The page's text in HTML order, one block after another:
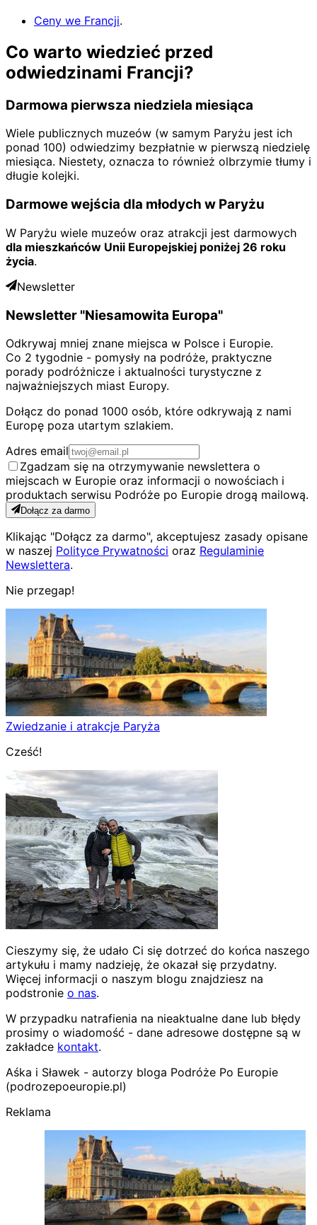
Ceny we Francji.
Co warto wiedzieć przed
odwiedzinami Francji?
Darmowa pierwsza niedziela miesiąca
Wiele publicznych muzeów (w samym Paryżu jest ich
ponad 100) odwiedzimy bezpłatnie w pierwszą niedzielę
miesiąca. Niestety, oznacza to również olbrzymie tłumy i
długie kolejki.
Darmowe wejścia dla młodych w Paryżu
W Paryżu wiele muzeów oraz atrakcji jest darmowych
dla mieszkańców Unii Europejskiej poniżej 26 roku
życia.
Newsletter
Newsletter "Niesamowita Europa"
Odkrywaj mniej znane miejsca w Polsce i Europie.
Co 2 tygodnie - pomysły na podróże, praktyczne
porady podróżnicze i aktualności turystyczne z
najważniejszych miast Europy.
Dołącz do ponad 1000 osób, które odkrywają z nami
Europę poza utartym szlakiem.
Adres email
Zgadzam się na otrzymywanie newslettera o
miejscach w Europie oraz informacji o nowościach i
produktach serwisu Podróże po Europie drogą mailową.
Dołącz za darmo
Klikając "Dołącz za darmo", akceptujesz zasady opisane
w naszej Polityce Prywatności oraz Regulaminie
Newslettera.
Nie przegap!
Zwiedzanie i atrakcje Paryża
Cześć!
Cieszymy się, że udało Ci się dotrzeć do końca naszego
artykułu i mamy nadzieję, że okazał się przydatny.
Więcej informacji o naszym blogu znajdziesz na
podstronie o nas.
W przypadku natrafienia na nieaktualne dane lub błędy
prosimy o wiadomość - dane adresowe dostępne są w
zakładce kontakt.
Aśka i Sławek - autorzy bloga Podróże Po Europie
(podrozepoeuropie.pl)
Reklama